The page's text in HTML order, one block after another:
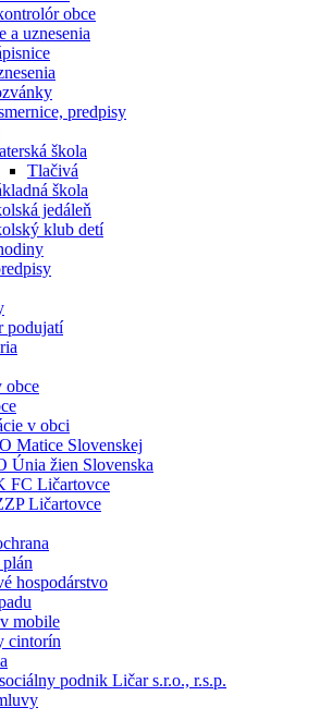
obce
a uznesenia
predpisy
škola
Tlačivá
škola
jedáleň
klub detí
podujatí
obce
v obci
Matice Slovenskej
Únia žien Slovenska
FC Ličartovce
Ličartovce
hospodárstvo
mobile
cintorín
podnik Ličar s.r.o., r.s.p.